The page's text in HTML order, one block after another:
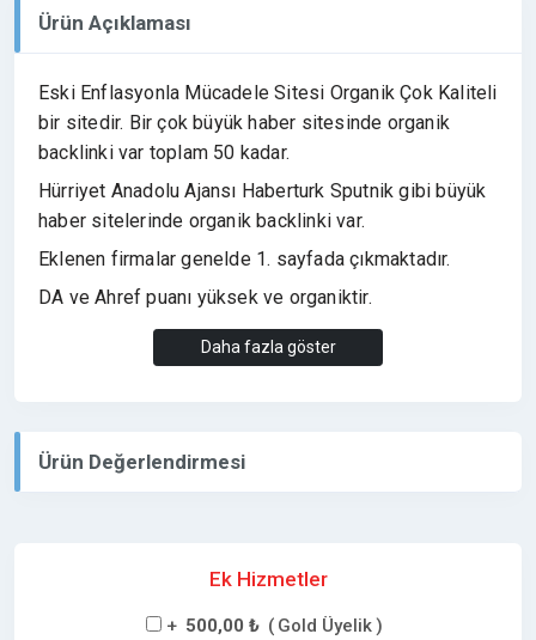
Ürün Açıklaması
Eski Enflasyonla Mücadele Sitesi Organik Çok Kaliteli
bir sitedir. Bir çok büyük haber sitesinde organik
backlinki var toplam 50 kadar.
Hürriyet Anadolu Ajansı Haberturk Sputnik gibi büyük
haber sitelerinde organik backlinki var.
Eklenen firmalar genelde 1. sayfada çıkmaktadır.
DA ve Ahref puanı yüksek ve organiktir.
Sitenize çok güçlü bir backlink arıyorsanız bu site
tam size göre.
Daha fazla göster
Ürün Değerlendirmesi
Ek Hizmetler
+ 500,00 ₺ ( Gold Üyelik)